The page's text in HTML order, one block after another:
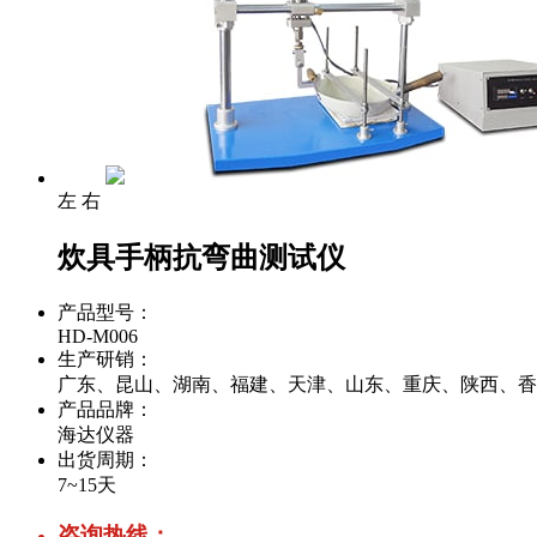
左 右
炊具手柄抗弯曲测试仪
产品型号：
HD-M006
生产研销：
广东、昆山、湖南、福建、天津、山东、重庆、陕西、
产品品牌：
海达仪器
出货周期：
7~15天